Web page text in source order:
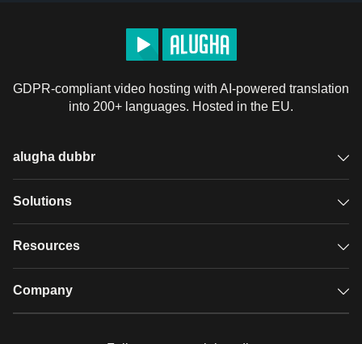
• Bilder von optischen Täuschungen
• Klebeband
• Bunte Stoffstücke
• Angelleine
• Kaputte Kopfhörer
• Mehl
• Heu
GDPR-compliant video hosting with AI-powered translation
into 200+ languages. Hosted in the EU.
alugha dubbr
Overview
Glossary
Solutions
GDPR video hosting
Resources
Case studies
Company